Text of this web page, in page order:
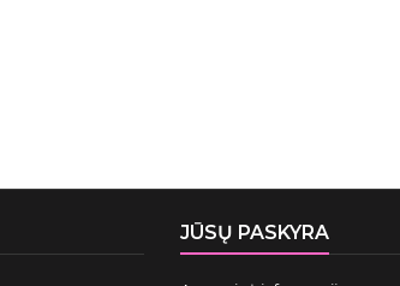
JŪSŲ PASKYRA